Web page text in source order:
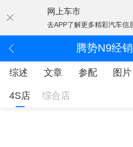
网上车市
去APP了解更多精彩汽车信
腾势N9经
综述 文章 参配 图片
4S店 综合店